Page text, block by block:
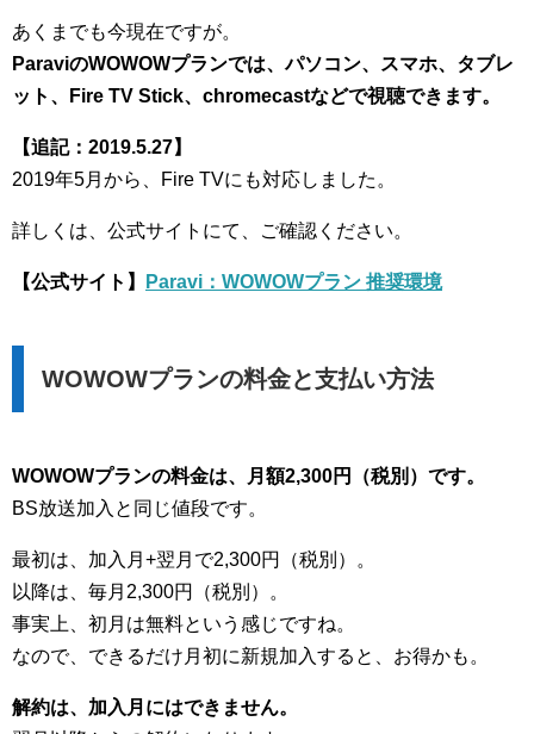
あくまでも今現在ですが。
ParaviのWOWOWプランでは、パソコン、スマホ、タブレ
ット、Fire TV Stick、chromecastなどで視聴できます。
【追記：2019.5.27】
2019年5月から、Fire TVにも対応しました。
詳しくは、公式サイトにて、ご確認ください。
【公式サイト】 Paravi：WOWOWプラン 推奨環境
WOWOWプランの料金と支払い方法
WOWOWプランの料金は、月額2,300円（税別）です。
BS放送加入と同じ値段です。
最初は、加入月+翌月で2,300円（税別）。
以降は、毎月2,300円（税別）。
事実上、初月は無料という感じですね。
なので、できるだけ月初に新規加入すると、お得かも。
解約は、加入月にはできません。